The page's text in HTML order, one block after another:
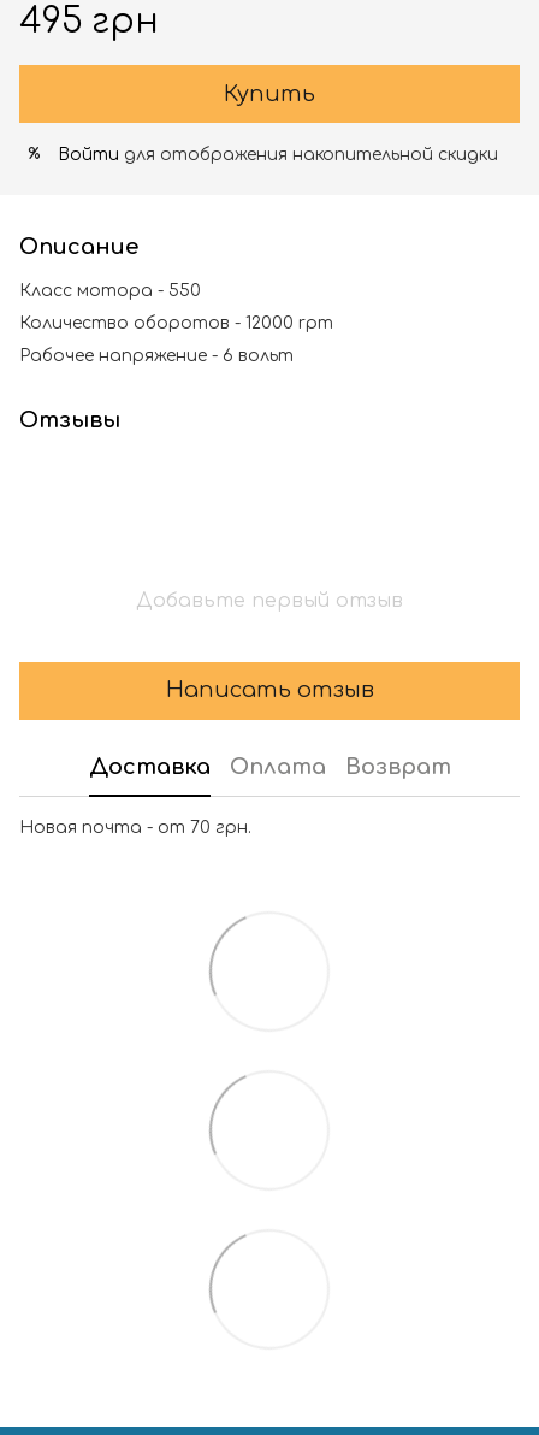
495 грн
Купить
% Войти для отображения накопительной скидки
Описание
Класс мотора - 550
Количество оборотов - 12000 rpm
Рабочее напряжение - 6 вольт
Отзывы
Добавьте первый отзыв
Написать отзыв
Доставка Оплата Возврат
Новая почта - от 70 грн.